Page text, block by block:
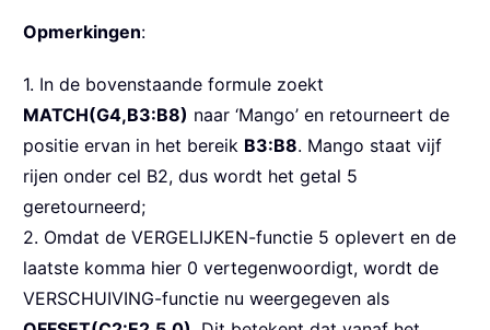
Opmerkingen:
1. In de bovenstaande formule zoekt
MATCH(G4,B3:B8) naar ‘Mango’ en retourneert de
positie ervan in het bereik B3:B8. Mango staat vijf
rijen onder cel B2, dus wordt het getal 5
geretourneerd;
2. Omdat de VERGELIJKEN-functie 5 oplevert en de
laatste komma hier 0 vertegenwoordigt, wordt de
VERSCHUIVING-functie nu weergegeven als